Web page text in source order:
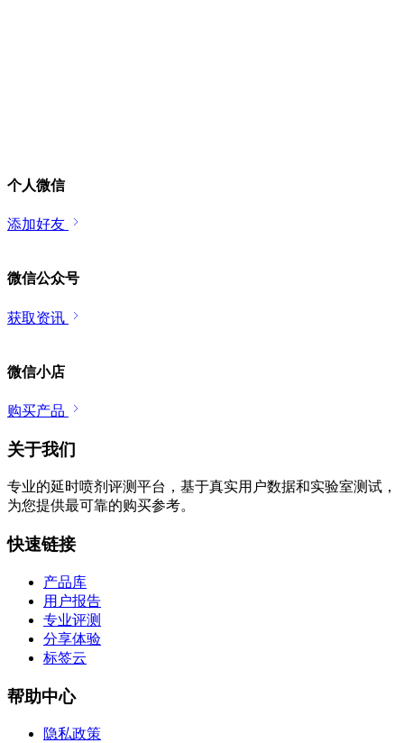
个人微信
添加好友
微信公众号
获取资讯
微信小店
购买产品
关于我们
专业的延时喷剂评测平台，基于真实用户数据和实验室测试，
为您提供最可靠的购买参考。
快速链接
产品库
用户报告
专业评测
分享体验
标签云
帮助中心
隐私政策